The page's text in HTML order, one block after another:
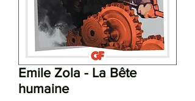
Emile Zola - La Bête
humaine